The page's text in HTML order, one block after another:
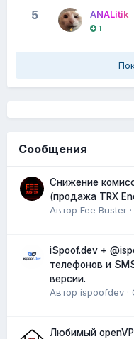
5 ANALitik
1
Сообщения
Снижение
(продажа TRX
Автор Fee Buster ·
iSpoof.dev +
телефонов и
версии.
Автор ispoofdev ·
Любимый